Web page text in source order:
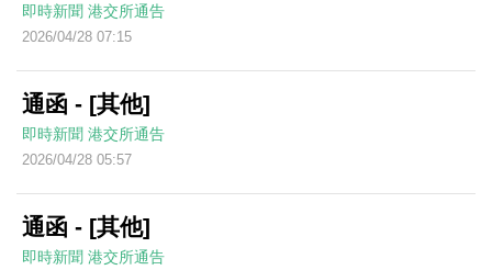
即時新聞 港交所通告
2026/04/28 07:15
通函 - [其他]
即時新聞 港交所通告
2026/04/28 05:57
通函 - [其他]
即時新聞 港交所通告